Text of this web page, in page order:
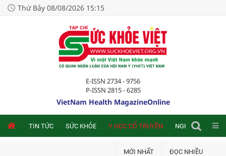
Thứ Bảy 08/08/2026 15:15
E-ISSN 2734 - 9756
P-ISSN 2815 - 6285
VietNam Health MagazineOnline
TIN TỨC SỨC KHỎE Y HỌC CỔ TRUYỀN NGHIÊN CỨU
MỚI NHẤT ĐỌC NHIỀU